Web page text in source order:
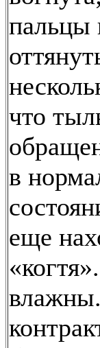
пальцы
что
в
еще